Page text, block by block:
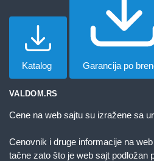
Katalog Garancija po
VALDOM.RS
Cene na web sajtu su izražene sa
Cenovnik i druge informacije na
tačne zato što je web sajt podložan